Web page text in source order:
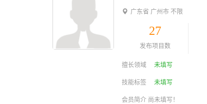
广东省 广州市 不限
27
发布项目数
擅长领域 未填写
技能标签 未填写
会员简介 尚未填写！